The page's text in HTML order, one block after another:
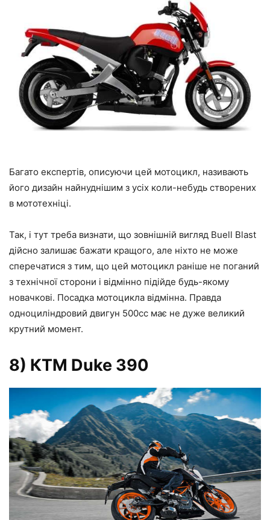
Багато експертів, описуючи цей мотоцикл, називають
його дизайн найнуднішим з усіх коли-небудь створених
в мототехніці.
Так, і тут треба визнати, що зовнішній вигляд Buell Blast
дійсно залишає бажати кращого, але ніхто не може
сперечатися з тим, що цей мотоцикл раніше не поганий
з технічної сторони і відмінно підійде будь-якому
новачкові. Посадка мотоцикла відмінна. Правда
одноциліндровий двигун 500сс має не дуже великий
крутний момент.
8) КТМ Duke 390